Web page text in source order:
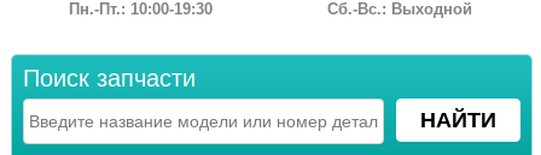
Пн.-Пт.: 10:00-19:30 Сб.-Вс.: Выходной
Поиск запчасти